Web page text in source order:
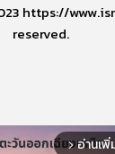
https://
reserved.
arrow_forward_ios อ่านเพิ่